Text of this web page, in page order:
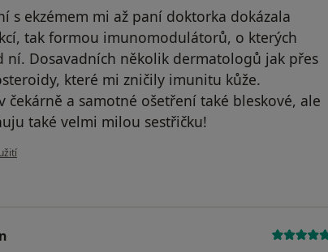
s ekzémem mi až paní doktorka dokázala
tak formou imunomodulátorů, o kterých
ní. Dosavadních několik dermatologů jak přes
které mi zničily imunitu kůže.
a samotné ošetření také bleskové, ale
také velmi milou sestřičku!
Váš účet byl odstraněn